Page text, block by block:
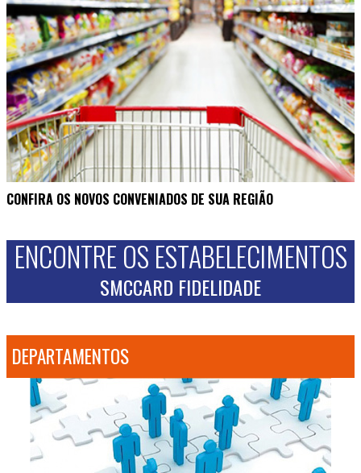
CONFIRA OS NOVOS CONVENIADOS DE SUA REGIÃO
ENCONTRE OS ESTABELECIMENTOS
SMCCARD FIDELIDADE
DEPARTAMENTOS